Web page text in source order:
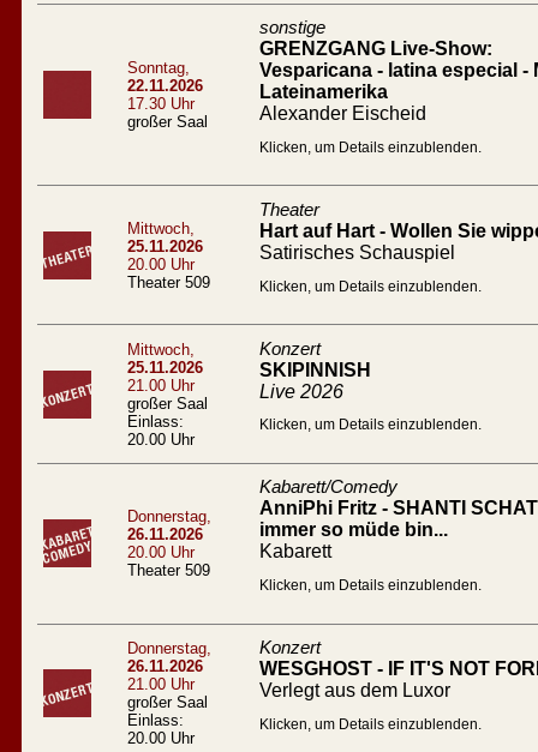
Sonntag,
22.11.2026
17.30 Uhr
großer Saal
sonstige
GRENZGANG Live-Show:
Vesparicana - latina especial -
Lateinamerika
Alexander Eischeid
Klicken, um Details einzublenden.
Mittwoch,
25.11.2026
20.00 Uhr
Theater 509
Theater
Hart auf Hart - Wollen Sie
Satirisches Schauspiel
Klicken, um Details einzublenden.
Mittwoch,
25.11.2026
21.00 Uhr
großer Saal
Einlass:
20.00 Uhr
Konzert
SKIPINNISH
Live 2026
Klicken, um Details einzublenden.
Donnerstag,
26.11.2026
20.00 Uhr
Theater 509
Kabarett/Comedy
AnniPhi Fritz - SHANTI
immer so müde bin...
Kabarett
Klicken, um Details einzublenden.
Donnerstag,
26.11.2026
21.00 Uhr
großer Saal
Einlass:
20.00 Uhr
Konzert
WESGHOST - IF IT'S NOT
Verlegt aus dem Luxor
Klicken, um Details einzublenden.